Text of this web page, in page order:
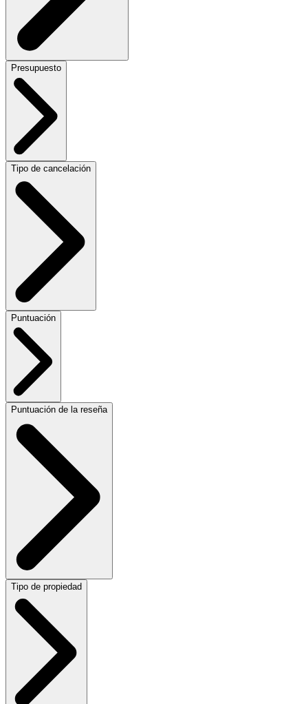
Presupuesto
Tipo de cancelación
Puntuación
Puntuación de la reseña
Tipo de propiedad